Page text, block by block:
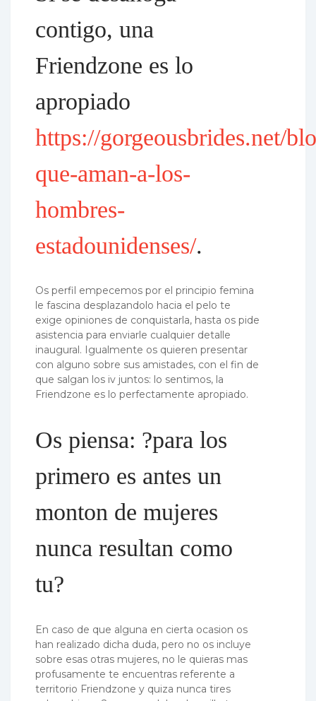
contigo, una
Friendzone es lo
apropiado
https://gorgeousbrides.net/
que-aman-a-los-
hombres-
estadounidenses/.
Os perfil empecemos por el principio femina
le fascina desplazandolo hacia el pelo te
exige opiniones de conquistarla, hasta os pide
asistencia para enviarle cualquier detalle
inaugural. Igualmente os quieren presentar
con alguno sobre sus amistades, con el fin de
que salgan los iv juntos: lo sentimos, la
Friendzone es lo perfectamente apropiado.
Os piensa: ?para los
primero es antes un
monton de mujeres
nunca resultan como
tu?
En caso de que alguna en cierta ocasion os
han realizado dicha duda, pero no os incluye
sobre esas otras mujeres, no le quieras mas
profusamente te encuentras referente a
territorio Friendzone y quiza nunca tires